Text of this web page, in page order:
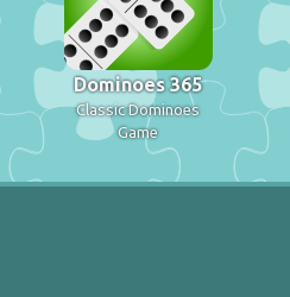
Dominoes 365
Classic Dominoes
Game